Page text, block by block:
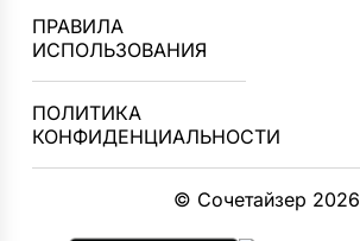
ПРАВИЛА
ИСПОЛЬЗОВАНИЯ
ПОЛИТИКА
КОНФИДЕНЦИАЛЬНОСТИ
© Сочетайзер 2026